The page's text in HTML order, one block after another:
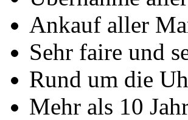
Ankauf aller
Sehr faire und
Rund um die
Mehr als 10